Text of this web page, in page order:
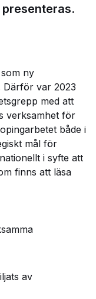
ny
Därför var 2023
med att
verksamhet för
både i
mål för
i syfte att
finns att läsa
av